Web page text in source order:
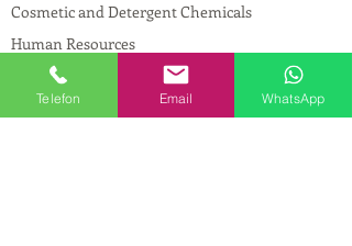
Cosmetic and Detergent Chemicals
Human Resources
KVKK
Quality Policy
Telefon Email WhatsApp